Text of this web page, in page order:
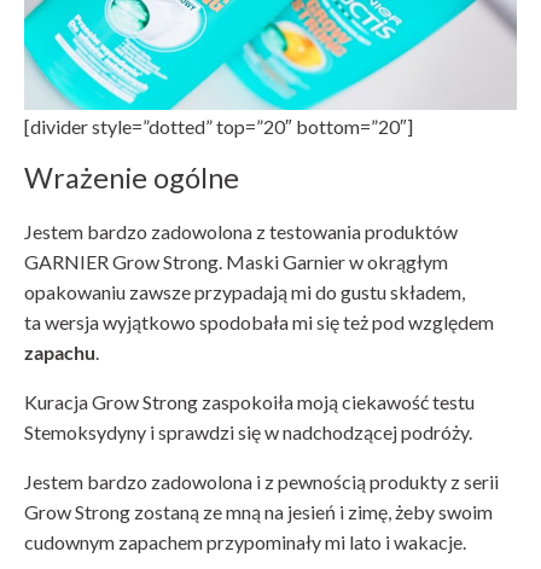
[divider style=”dotted” top=”20″ bottom=”20″]
Wrażenie ogólne
Jestem bardzo zadowolona z testowania produktów
GARNIER Grow Strong. Maski Garnier w okrągłym
opakowaniu zawsze przypadają mi do gustu składem,
ta wersja wyjątkowo spodobała mi się też pod względem
zapachu
Kuracja Grow Strong zaspokoiła moją ciekawość testu
Stemoksydyny i sprawdzi się w nadchodzącej podróży.
Jestem bardzo zadowolona i z pewnością produkty z serii
Grow Strong zostaną ze mną na jesień i zimę, żeby swoim
cudownym zapachem przypominały mi lato i wakacje.